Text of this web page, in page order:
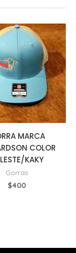
MARCA
COLOR
KAKY
Gorras
$400